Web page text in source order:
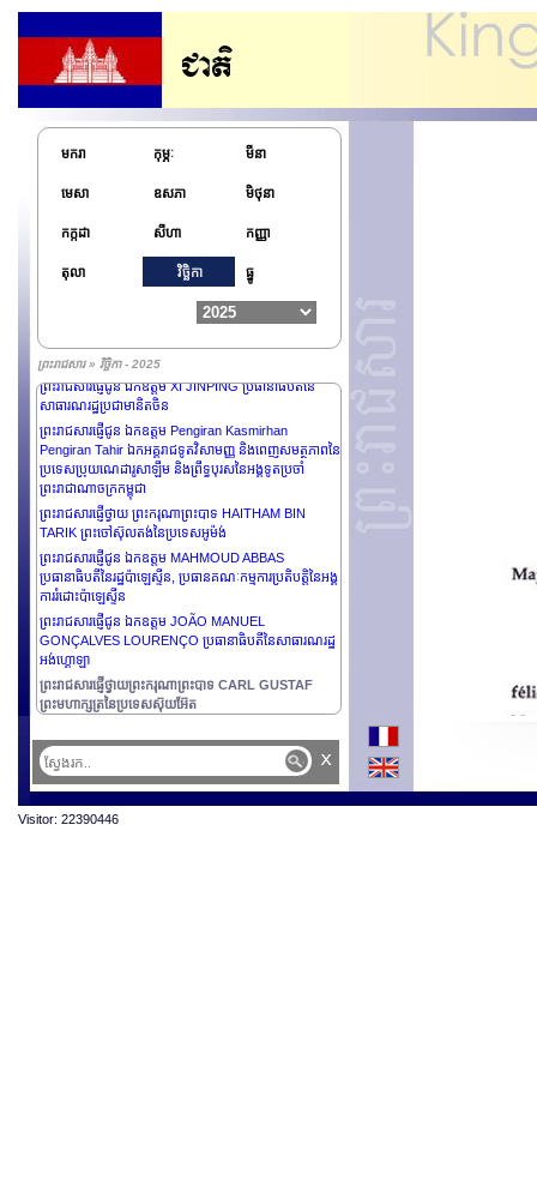
មករា កុម្ភៈ មីនា
មេសា ឧសភា មិថុនា
កក្កដា សីហា កញ្ញា
តុលា វិច្ឆិកា ធ្នូ
ព្រះរាជសារ » វិច្ឆិកា - 2025
ប្រធានាធិបតីនៃសាធារណរដ្ឋបារាំង
ព្រះរាជសារផ្ញើជូន ឯកឧត្តមបណ្ឌិត Kao Kim Hourn អគ្គ
ព្រះរាជសារផ្ញើថ្វាយព្រះអង្គម្ចាស់ MOHAMMED BIN
SALMAN BIN ABDULAZIZ AL-SAUD រាជទាយាទ និង
នាយករដ្ឋមន្រ្តី នៃព្រះរាជាណាចក្រអារ៉ាប់ប៊ីសាអូឌីត
ព្រះរាជសារផ្ញើថ្វាយព្រះករុណា SALMAN BIN ABDULAZIZ
AL-SAUD ព្រះមហាក្សត្រនៃព្រះរាជាណាចក្រអារ៉ាប់ប៊ីសាអូឌីត
ព្រះរាជសារផ្ញើថ្វាយ NARUHITO ព្រះចៅអធិរាជជប៉ុន
ព្រះមហាក្សត្រនៃព្រះរាជាណាចក្រប៊ែលហ្សិច
ព្រះរាជសារផ្ញើជូន ឯកឧត្តមបណ្ឌិត FRANK-WALTER
STEINMEIER ប្រធានាធិបតីនៃសាធារណរដ្ឋសហព័ន្ធអាល្លឺម៉ង់
ព្រះរាជសារផ្ញើជូន ឯកឧត្តម XI JINPING ប្រធានាធិបតីនៃ
សាធារណរដ្ឋប្រជាមានិតចិន
ព្រះរាជសារផ្ញើជូន ឯកឧត្តម Pengiran Kasmirhan
Pengiran Tahir ឯកអគ្គរាជទូតវិសាមញ្ញ និងពេញសមត្ថភាពនៃ
ប្រទេសប្រុយណេដារូសាឡឹម និងព្រឹទ្ធបុរសនៃអង្គទូតប្រចាំ
ព្រះរាជាណាចក្រកម្ពុជា
ព្រះរាជសារផ្ញើថ្វាយ ព្រះករុណាព្រះបាទ HAITHAM BIN
TARIK ព្រះចៅស៊ុលតង់នៃប្រទេសអូម៉ង់
ព្រះរាជសារផ្ញើជូន ឯកឧត្តម MAHMOUD ABBAS
ប្រធានាធិបតីនៃរដ្ឋប៉ាឡេស្ទីន, ប្រធានគណៈកម្មការប្រតិបត្តិនៃអង្គ
ការរំដោះប៉ាឡេស្ទីន
ព្រះរាជសារផ្ញើជូន ឯកឧត្តម JOÃO MANUEL
GONÇALVES LOURENÇO ប្រធានាធិបតីនៃសាធារណរដ្ឋ
អង់ហ្គោឡា
ព្រះរាជសារផ្ញើថ្វាយព្រះករុណាព្រះបាទ CARL GUSTAF
ព្រះមហាក្សត្រនៃប្រទេសស៊ុយអ៊ែត
x
Visitor: 22390446